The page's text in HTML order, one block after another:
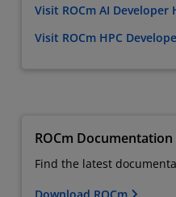
Visit ROCm AI Developer
Visit ROCm HPC
ROCm Documentation
Find the latest